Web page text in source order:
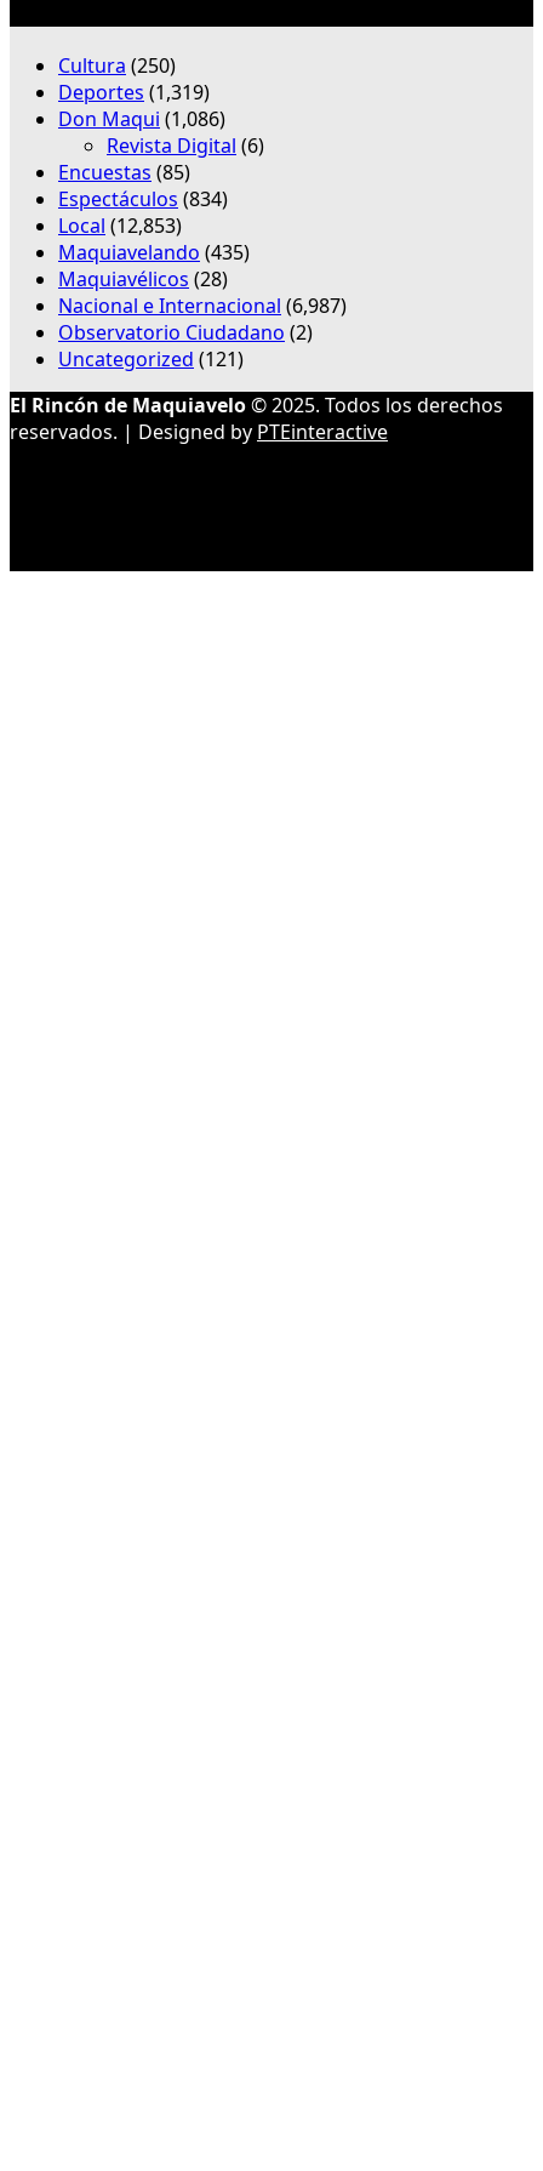
Cultura (250)
Deportes (1,319)
Don Maqui (1,086)
Revista Digital (6)
Encuestas (85)
Espectáculos (834)
Local (12,853)
Maquiavelando (435)
Maquiavélicos (28)
Nacional e Internacional (6,987)
Observatorio Ciudadano (2)
Uncategorized (121)
El Rincón de Maquiavelo© 2025. Todos los derechos
reservados. | Designed by PTEinteractive